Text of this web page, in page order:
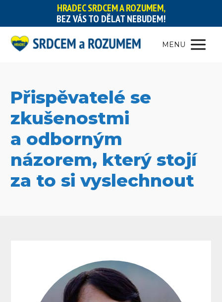
HRADEC SRDCEM A ROZUMEM,
BEZ VÁS TO DĚLAT NEBUDEM!
MENU
Přispěvatelé se
zkušenostmi
a odborným
názorem, který stojí
za to si vyslechnout